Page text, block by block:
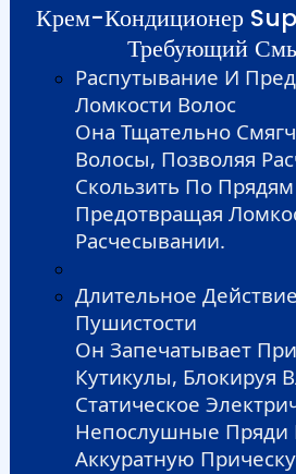
Крем-Кондиционер
Требующий
Распутывание И
Ломкости Волос
Она Тщательно
Волосы, Позволяя
Скользить По
Предотвращая
Расчесывании.
Длительное
Пушистости
Он Запечатывает
Кутикулы, Блокируя
Статическое
Непослушные Пряди
Аккуратную